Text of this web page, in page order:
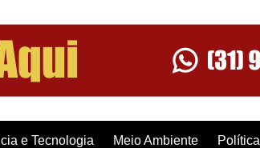
e Tecnologia Meio Ambiente Política